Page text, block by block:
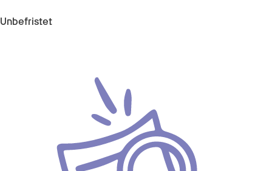
Unbefristet